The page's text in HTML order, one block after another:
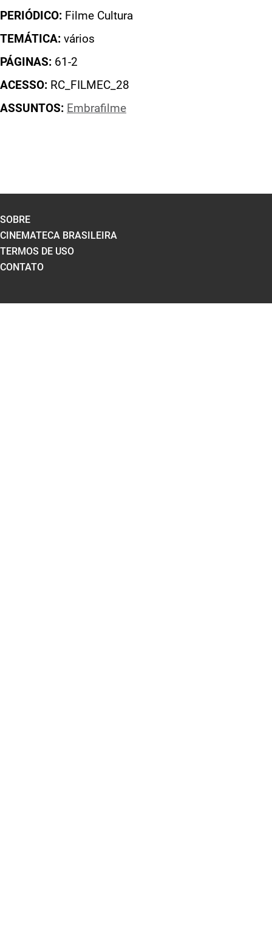
PERIÓDICO: Filme Cultura
TEMÁTICA: vários
PÁGINAS: 61-2
ACESSO: RC_FILMEC_28
ASSUNTOS: Embrafilme
SOBRE
CINEMATECA BRASILEIRA
TERMOS DE USO
CONTATO